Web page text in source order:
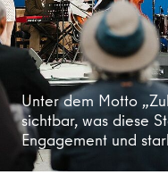
Unter dem Motto
sichtbar, was diese
Engagement und